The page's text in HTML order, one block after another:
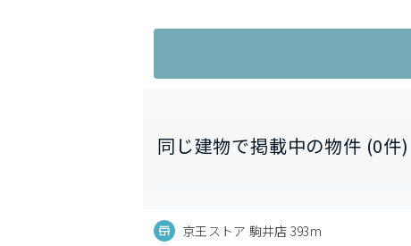
同じ建物で掲載中の物件 (0件)
京王ストア 駒井店 393m